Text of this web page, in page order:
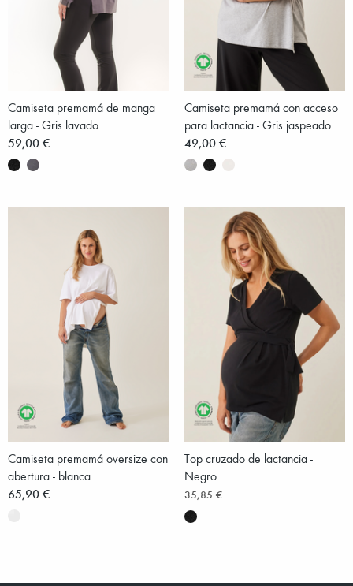
Camiseta premamá de manga
larga - Gris lavado
59,00 €
Camiseta premamá con acceso
para lactancia - Gris jaspeado
49,00 €
Camiseta premamá oversize con
abertura - blanca
65,90 €
Top cruzado de lactancia -
Negro
35,85 €